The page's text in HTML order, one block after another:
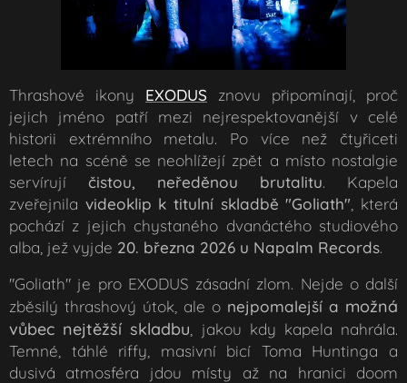
Thrashové ikony EXODUS znovu připomínají, proč
jejich jméno patří mezi nejrespektovanější v celé
historii extrémního metalu. Po více než čtyřiceti
letech na scéně se neohlížejí zpět a místo nostalgie
servírují čistou, neředěnou brutalitu. Kapela
zveřejnila videoklip k titulní skladbě "Goliath" , která
pochází z jejich chystaného dvanáctého studiového
alba, jež vyjde 20. března 2026 u Napalm Records.
"Goliath" je pro EXODUS zásadní zlom. Nejde o další
zběsilý thrashový útok, ale o nejpomalejší a možná
vůbec nejtěžší skladbu , jakou kdy kapela nahrála.
Temné, táhlé riffy, masivní bicí Toma Huntinga a
dusivá atmosféra jdou místy až na hranici doom